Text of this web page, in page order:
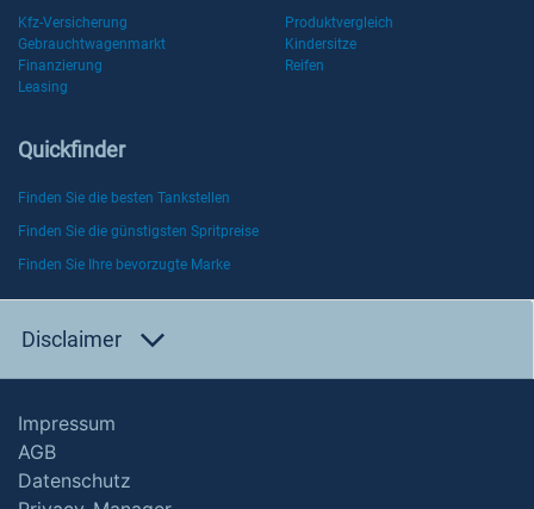
Kfz-Versicherung
Produktvergleich
Gebrauchtwagenmarkt
Kindersitze
Finanzierung
Reifen
Leasing
Quickfinder
Finden Sie die besten Tankstellen
Finden Sie die günstigsten Spritpreise
Finden Sie Ihre bevorzugte Marke
Disclaimer
Impressum
AGB
Datenschutz